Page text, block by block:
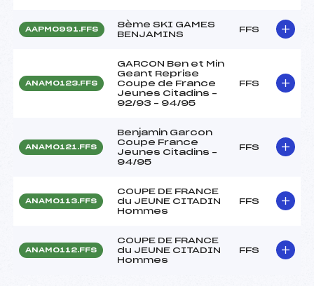
AAPM0991.FFS
8ème SKI GAMES
BENJAMINS
FFS
ANAM0123.FFS
GARCON Ben et Min
Geant Reprise
Coupe de France
Jeunes Citadins –
92/93 – 94/95
FFS
ANAM0121.FFS
Benjamin Garcon
Coupe France
Jeunes Citadins –
94/95
FFS
ANAM0113.FFS
COUPE DE FRANCE
du JEUNE CITADIN
Hommes
FFS
ANAM0112.FFS
COUPE DE FRANCE
du JEUNE CITADIN
Hommes
FFS